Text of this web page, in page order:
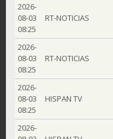
2026-
08-03
08:25
RT-NOTICIAS
2026-
08-03
08:25
RT-NOTICIAS
2026-
08-03
08:25
HISPAN TV
2026-